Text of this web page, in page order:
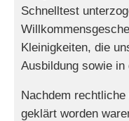
Schnelltest
Kleinigkeiten, die
Ausbildung sowie
Nachdem
geklärt worden